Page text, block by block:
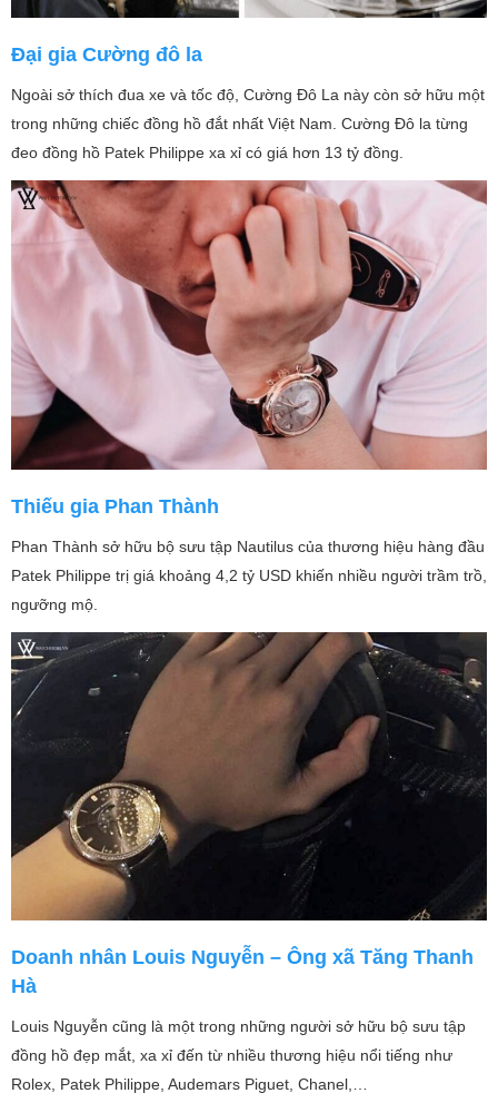
Đại gia Cường đô la
Ngoài sở thích đua xe và tốc độ, Cường Đô La này còn sở hữu một
trong những chiếc đồng hồ đắt nhất Việt Nam. Cường Đô la từng
đeo đồng hồ Patek Philippe xa xỉ có giá hơn 13 tỷ đồng.
Thiếu gia Phan Thành
Phan Thành sở hữu bộ sưu tập Nautilus của thương hiệu hàng đầu
Patek Philippe trị giá khoảng 4,2 tỷ USD khiến nhiều người trầm trồ,
ngưỡng mộ.
Doanh nhân Louis Nguyễn – Ông xã Tăng Thanh
Hà
Louis Nguyễn cũng là một trong những người sở hữu bộ sưu tập
đồng hồ đẹp mắt, xa xỉ đến từ nhiều thương hiệu nổi tiếng như
Rolex, Patek Philippe, Audemars Piguet, Chanel,…